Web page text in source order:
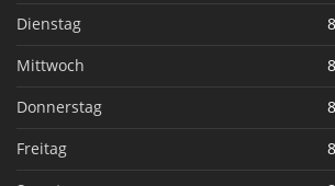
Dienstag
Mittwoch
Donnerstag
Freitag